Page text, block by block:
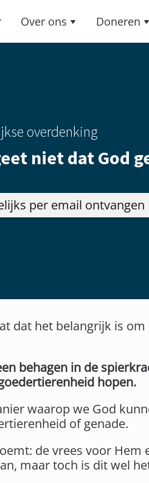
Over ons Doneren
overdenking
niet dat God
per email ontvangen
dat het belangrijk is om
behagen in de
hopen.
waarop we God
of genade.
de vrees voor Hem
maar toch is dit wel